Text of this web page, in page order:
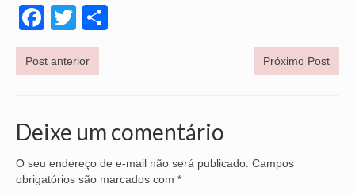
JURÍDICO
APOSENTADOS
ANALISTAS JUDICIÁRIOS
ACESSIBILIDADE E INCLUSÃO
Facebook
Twitter
Post anterior Próximo Post
Deixe um comentário
O seu endereço de e-mail não será publicado. Campos
obrigatórios são marcados com *